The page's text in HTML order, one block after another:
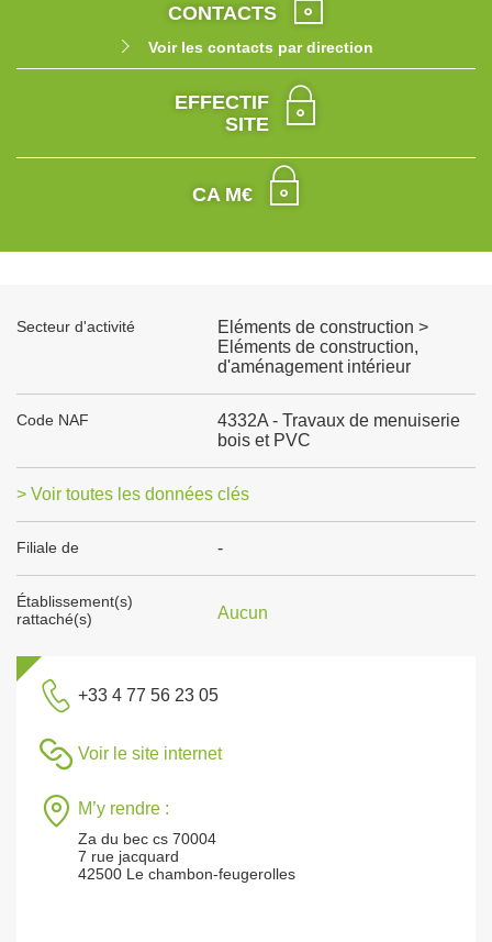
CONTACTS
Voir les contacts par direction
EFFECTIF
SITE
CA M€
Secteur d'activité
Eléments de construction >
Eléments de construction,
d'aménagement intérieur
Code NAF
4332A - Travaux de menuiserie
bois et PVC
> Voir toutes les données clés
Filiale de -
Établissement(s)
rattaché(s)
Aucun
+33 4 77 56 23 05
Voir le site internet
M’y rendre :
Za du bec cs 70004
7 rue jacquard
42500 Le chambon-feugerolles